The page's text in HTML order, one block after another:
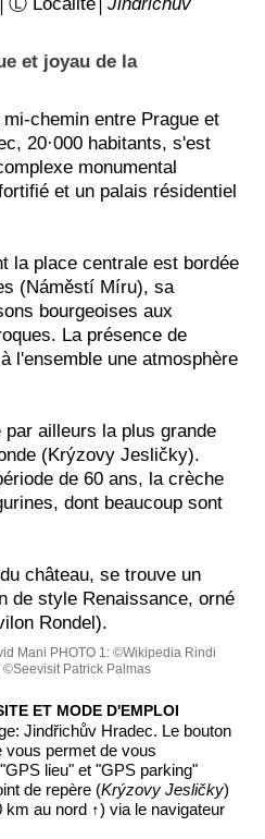
et joyau de la
chemin entre Prague et
20·000 habitants, s'est
monumental
et un palais résidentiel
la place centrale est bordée
(Náměstí Míru), sa
bourgeoises aux
La présence de
l'ensemble une atmosphère
ailleurs la plus grande
(Krýzovy Jesličky).
de 60 ans, la crèche
dont beaucoup sont
château, se trouve un
de style Renaissance, orné
Rondel).
Mani PHOTO 1: ©Wikipedia Rindi
Patrick Palmas
ET MODE D'EMPLOI
Jindřichův Hradec. Le bouton
vous permet de vous
lieu" et "GPS parking"
de repère (Krýzovy Jesličky)
au nord ↑) via le navigateur